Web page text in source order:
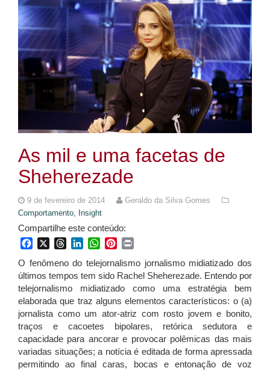
As mil e uma facetas de
Sheherezade
9 de fevereiro de 2014
Geraldo da Silva Gomes
Comportamento, Insight
Compartilhe este conteúdo:
FacebookThreadsLinkedInWhatsApp
Pinterest
O fenômeno do telejornalismo jornalismo midiatizado dos
últimos tempos tem sido Rachel Sheherezade. Entendo por
telejornalismo midiatizado como uma estratégia bem
elaborada que traz alguns elementos característicos: o (a)
jornalista como um ator-atriz com rosto jovem e bonito,
traços e cacoetes bipolares, retórica sedutora e
capacidade para ancorar e provocar polêmicas das mais
variadas situações; a notícia é editada de forma apressada
permitindo ao final caras, bocas e entonação de voz